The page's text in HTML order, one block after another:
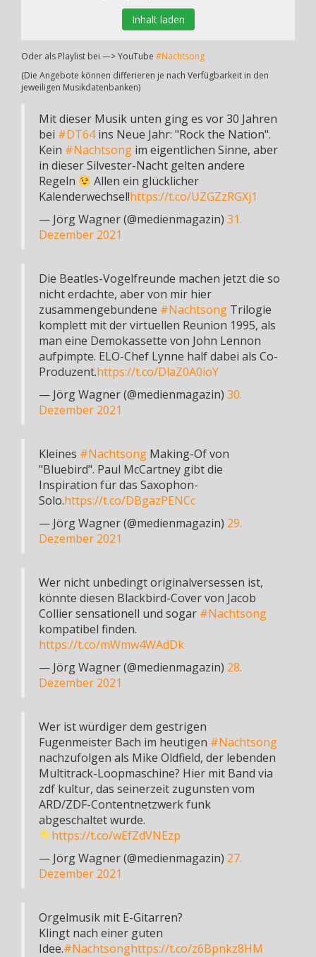
Inhalt laden
Oder als Playlist bei —> YouTube #Nachtsong
(Die Angebote können differieren je nach Verfügbarkeit in den
jeweiligen Musikdatenbanken)
Mit dieser Musik unten ging es vor 30 Jahren
bei #DT64ins Neue Jahr: "Rock the Nation".
Kein #Nachtsong im eigentlichen Sinne, aber
in dieser Silvester-Nacht gelten andere
Regeln
Allen ein glücklicher
Kalenderwechsel!https://t.co/UZGZzRGXj1
— Jörg Wagner (@medienmagazin) 31.
Dezember 2021
Die Beatles-Vogelfreunde machen jetzt die so
nicht erdachte, aber von mir hier
zusammengebundene #Nachtsong Trilogie
komplett mit der virtuellen Reunion 1995, als
man eine Demokassette von John Lennon
aufpimpte. ELO-Chef Lynne half dabei als Co-
Produzent.https://t.co/DlaZ0A0ioY
— Jörg Wagner (@medienmagazin) 30.
Dezember 2021
Kleines #Nachtsong Making-Of von
"Bluebird". Paul McCartney gibt die
Inspiration für das Saxophon-
Solo.https://t.co/DBgazPENCc
— Jörg Wagner (@medienmagazin) 29.
Dezember 2021
Wer nicht unbedingt originalversessen ist,
könnte diesen Blackbird-Cover von Jacob
Collier sensationell und sogar #Nachtsong
kompatibel finden.
https://t.co/mWmw4WAdDk
— Jörg Wagner (@medienmagazin) 28.
Dezember 2021
Wer ist würdiger dem gestrigen
Fugenmeister Bach im heutigen #Nachtsong
nachzufolgen als Mike Oldfield, der lebenden
Multitrack-Loopmaschine? Hier mit Band via
zdf kultur, das seinerzeit zugunsten vom
ARD/ZDF-Contentnetzwerk funk
abgeschaltet wurde.
https://t.co/wEfZdVNEzp
— Jörg Wagner (@medienmagazin) 27.
Dezember 2021
Orgelmusik mit E-Gitarren?
Klingt nach einer guten
Idee.#Nachtsonghttps://t.co/z6Bpnkz8HM